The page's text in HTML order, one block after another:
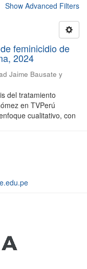
Show Advanced Filters
feminicidio de
2024
Jaime Bausate y
del tratamiento
en TVPerú
cualitativo, con